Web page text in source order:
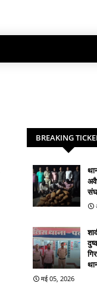
BREAKING
मई 05, 2026